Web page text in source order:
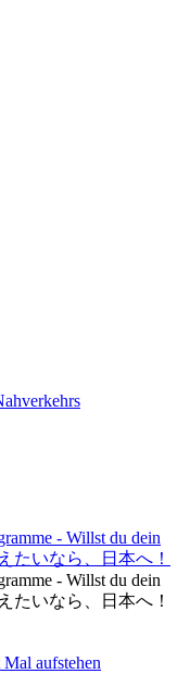
- Willst du dein
たいなら、日本へ！
- Willst du dein
たいなら、日本へ！
aufstehen